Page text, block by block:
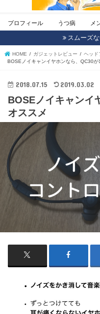
プロフィール うつ病 メ
スムーズ
HOME ガジェットレビュー
ヘッド
BOSEノイキャンイヤホンなら、QC30が
2018.07.15 2019.03.02
BOSEノイキャンイ
オススメ